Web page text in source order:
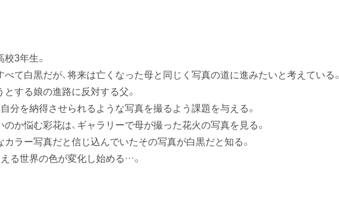
3年生。
て白黒だが、将来は亡くなった母と同じく写真の道に進みたいと考えている。
する娘の進路に反対する父。
分を納得させられるような写真を撮るよう課題を与える。
か悩む彩花は、ギャラリーで母が撮った花火の写真を見る。
ラー写真だと信じ込んでいたその写真が白黒だと知る。
る世界の色が変化し始める…。